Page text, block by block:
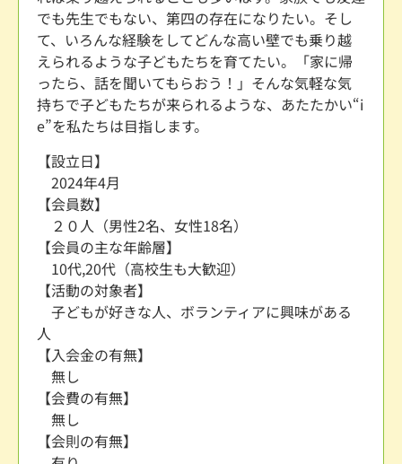
でも先生でもない、第四の存在になりたい。そし
て、いろんな経験をしてどんな高い壁でも乗り越
えられるような子どもたちを育てたい。「家に帰
ったら、話を聞いてもらおう！」そんな気軽な気
持ちで子どもたちが来られるような、あたたかい“i
e”を私たちは目指します。
【設立日】
2024年4月
【会員数】
２０人（男性2名、女性18名）
【会員の主な年齢層】
10代,20代（高校生も大歓迎）
【活動の対象者】
子どもが好きな人、ボランティアに興味がある
人
【入会金の有無】
無し
【会費の有無】
無し
【会則の有無】